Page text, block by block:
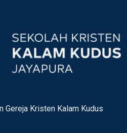
Gereja Kristen Kalam Kudus